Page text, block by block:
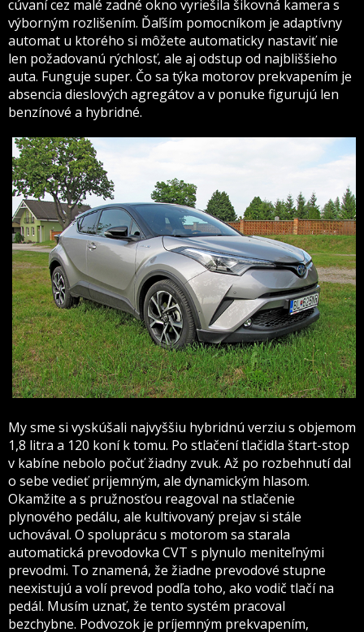
cúvaní cez malé zadné okno vyriešila šikovná kamera s
výborným rozlišením. Ďaľším pomocníkom je adaptívny
automat u ktorého si môžete automaticky nastaviť nie
len požadovanú rýchlosť, ale aj odstup od najbliššieho
auta. Funguje super. Čo sa týka motorov prekvapením je
absencia dieslových agregátov a v ponuke figurujú len
benzínové a hybridné.
My sme si vyskúšali najvyššiu hybridnú verziu s objemom
1,8 litra a 120 koní k tomu. Po stlačení tlačidla štart-stop
v kabíne nebolo počuť žiadny zvuk. Až po rozbehnutí dal
o sebe vedieť prijemným, ale dynamickým hlasom.
Okamžite a s pružnosťou reagoval na stlačenie
plynového pedálu, ale kultivovaný prejav si stále
uchovával. O spoluprácu s motorom sa starala
automatická prevodovka CVT s plynulo meniteľnými
prevodmi. To znamená, že žiadne prevodové stupne
neexistujú a volí prevod podľa toho, ako vodič tlačí na
pedál. Musím uznať, že tento systém pracoval
bezchybne. Podvozok je príjemným prekvapením,